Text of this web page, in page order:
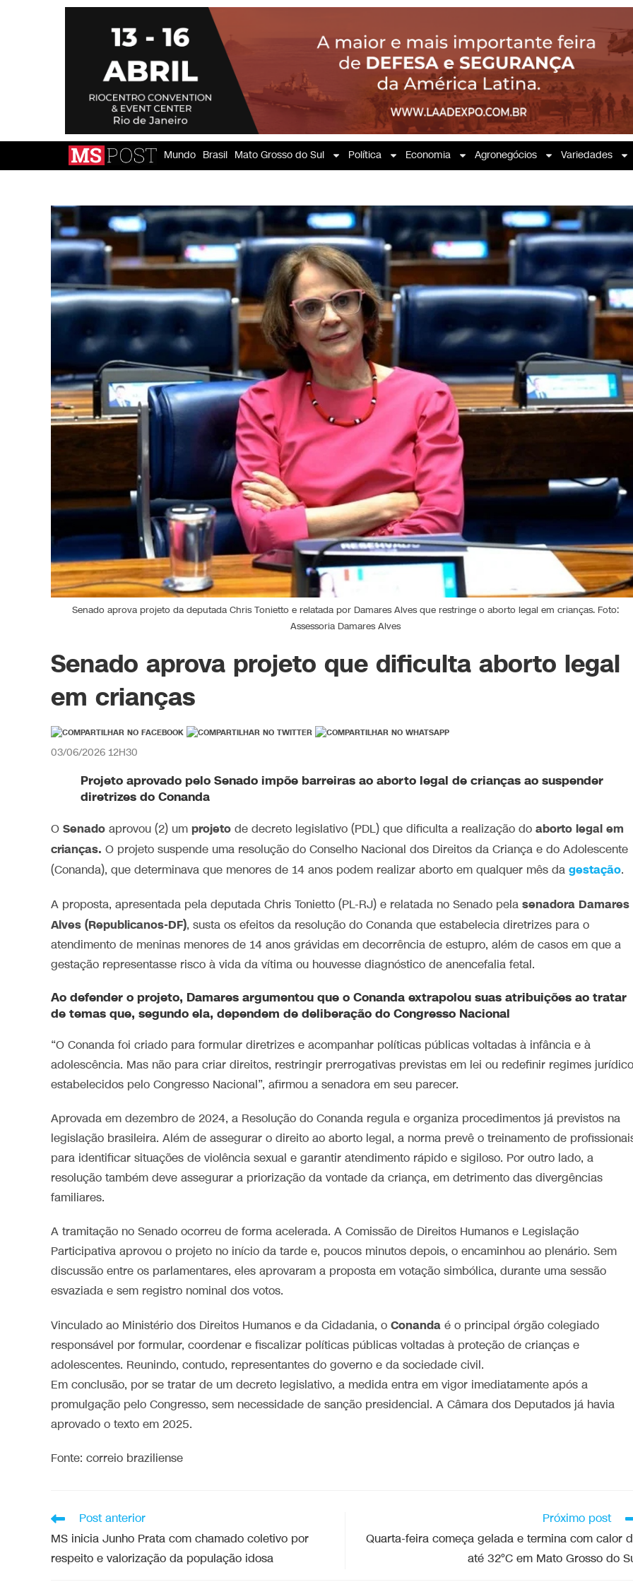
Mundo Brasil Mato Grosso do Sul Política Economia Agronegócios Variedades
Senado aprova projeto da deputada Chris Tonietto e relatada por Damares Alves que restringe o aborto legal em crianças. Foto:
Assessoria Damares Alves
Senado aprova projeto que dificulta aborto legal
em crianças
03/06/2026 12H30
Projeto aprovado pelo Senado impõe barreiras ao aborto legal de crianças ao suspender
diretrizes do Conanda
O Senado aprovou (2) um projeto de decreto legislativo (PDL) que dificulta a realização do aborto legal em
crianças. O projeto suspende uma resolução do Conselho Nacional dos Direitos da Criança e do Adolescente
(Conanda), que determinava que menores de 14 anos podem realizar aborto em qualquer mês da gestação.
A proposta, apresentada pela deputada Chris Tonietto (PL-RJ) e relatada no Senado pela senadora Damares
Alves (Republicanos-DF), susta os efeitos da resolução do Conanda que estabelecia diretrizes para o
atendimento de meninas menores de 14 anos grávidas em decorrência de estupro, além de casos em que a
gestação representasse risco à vida da vítima ou houvesse diagnóstico de anencefalia fetal.
Ao defender o projeto, Damares argumentou que o Conanda extrapolou suas atribuições ao tratar
de temas que, segundo ela, dependem de deliberação do Congresso Nacional
“O Conanda foi criado para formular diretrizes e acompanhar políticas públicas voltadas à infância e à
adolescência. Mas não para criar direitos, restringir prerrogativas previstas em lei ou redefinir regimes
estabelecidos pelo Congresso Nacional”, afirmou a senadora em seu parecer.
Aprovada em dezembro de 2024, a Resolução do Conanda regula e organiza procedimentos já previstos na
legislação brasileira. Além de assegurar o direito ao aborto legal, a norma prevê o treinamento de
para identificar situações de violência sexual e garantir atendimento rápido e sigiloso. Por outro lado, a
resolução também deve assegurar a priorização da vontade da criança, em detrimento das divergências
familiares.
A tramitação no Senado ocorreu de forma acelerada. A Comissão de Direitos Humanos e Legislação
Participativa aprovou o projeto no início da tarde e, poucos minutos depois, o encaminhou ao plenário. Sem
discussão entre os parlamentares, eles aprovaram a proposta em votação simbólica, durante uma sessão
esvaziada e sem registro nominal dos votos.
Vinculado ao Ministério dos Direitos Humanos e da Cidadania, o Conanda é o principal órgão colegiado
responsável por formular, coordenar e fiscalizar políticas públicas voltadas à proteção de crianças e
adolescentes. Reunindo, contudo, representantes do governo e da sociedade civil.
Em conclusão, por se tratar de um decreto legislativo, a medida entra em vigor imediatamente após a
promulgação pelo Congresso, sem necessidade de sanção presidencial. A Câmara dos Deputados já havia
aprovado o texto em 2025.
Fonte: correio braziliense
Post anterior
MS inicia Junho Prata com chamado coletivo por
respeito e valorização da população idosa
Próximo post
Quarta-feira começa gelada e termina com calor
até 32°C em Mato Grosso do